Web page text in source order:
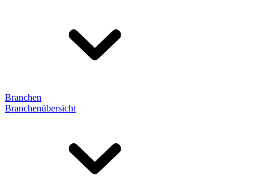
Branchen
Branchenübersicht